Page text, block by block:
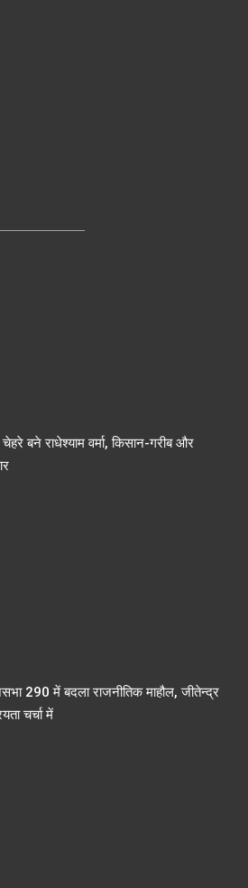
बने राधेश्याम वर्मा, किसान-गरीब और
290 में बदला राजनीतिक माहौल, जीतेन्द्र
चर्चा में